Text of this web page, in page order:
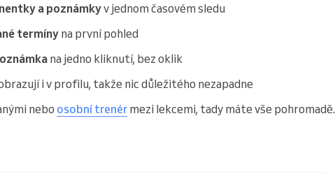
a poznámkyv jednom časovém sledu
termínyna první pohled
na jedno kliknutí, bez oklik
i v profilu, takže nic důležitého nezapadne
nebo osobní trenér mezi lekcemi, tady máte vše pohromadě.